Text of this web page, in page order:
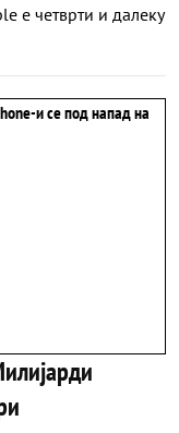
е четврти и далеку